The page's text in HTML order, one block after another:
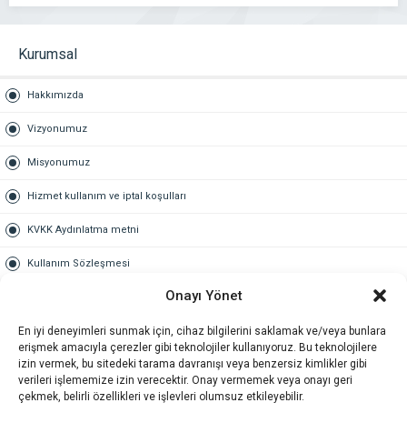
Onayı Yönet
En iyi deneyimleri sunmak için, cihaz bilgilerini saklamak ve/veya bunlara
erişmek amacıyla çerezler gibi teknolojiler kullanıyoruz. Bu teknolojilere
izin vermek, bu sitedeki tarama davranışı veya benzersiz kimlikler gibi
verileri işlememize izin verecektir. Onay vermemek veya onayı geri
çekmek, belirli özellikleri ve işlevleri olumsuz etkileyebilir.
Kurumsal
Hakkımızda
Vizyonumuz
Misyonumuz
Hizmet kullanım ve iptal koşulları
KVKK Aydınlatma metni
Kullanım Sözleşmesi
Gold üyelik nedir
Kariyer